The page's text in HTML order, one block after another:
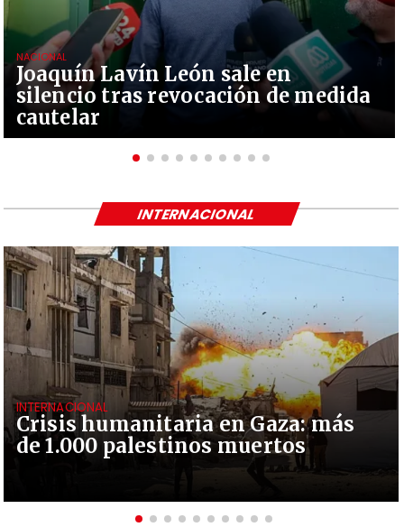
Joaquín Lavín León sale en
silencio tras revocación de medida
cautelar
NACIONAL
Crisis humanitaria en Gaza: más
de 1.000 palestinos muertos
INTERNACIONAL
INTERNACIONAL